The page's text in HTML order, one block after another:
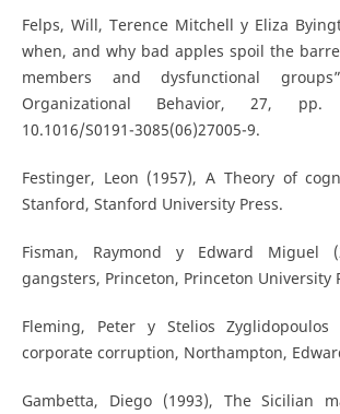
Felps, Will, Terence Mitchell y Eliza
when, and why bad apples spoil the
members and dysfunctional
Organizational Behavior, 27, pp.
10.1016/S0191-3085(06)27005-9.
Festinger, Leon (1957), A Theory of
Stanford, Stanford University Press.
Fisman, Raymond y Edward Miguel
gangsters, Princeton, Princeton University
Fleming, Peter y Stelios Zyglidopoulos
corporate corruption, Northampton,
Gambetta, Diego (1993), The Sicilian